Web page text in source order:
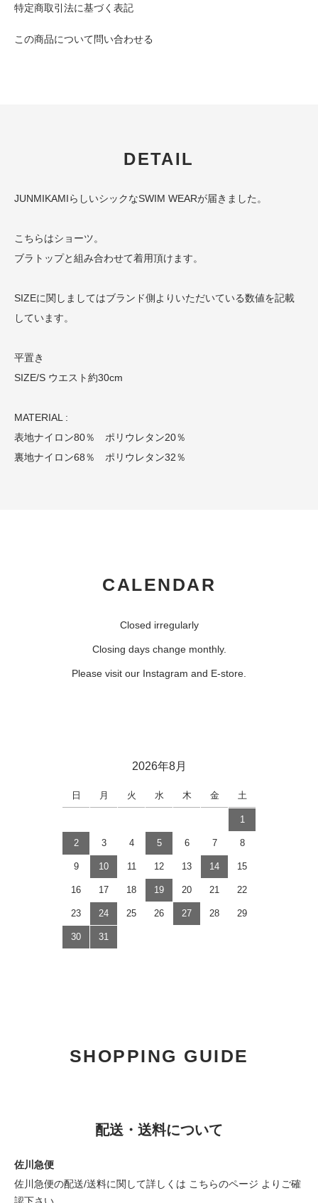
特定商取引法に基づく表記
この商品について問い合わせる
DETAIL
JUNMIKAMIらしいシックなSWIM WEARが届きました。
こちらはショーツ。
ブラトップと組み合わせて着用頂けます。
SIZEに関しましてはブランド側よりいただいている数値を記載
しています。
平置き
SIZE/S ウエスト約30cm
MATERIAL :
表地ナイロン80％ ポリウレタン20％
裏地ナイロン68％ ポリウレタン32％
CALENDAR
Closed irregularly
Closing days change monthly.
Please visit our Instagram and E-store.
2026年8月
日 月 火 水 木 金 土
1
2 3 4 5 6 7 8
9 10 11 12 13 14 15
16 17 18 19 20 21 22
23 24 25 26 27 28 29
30 31
SHOPPING GUIDE
配送・送料について
佐川急便
佐川急便の配送/送料に関して詳しくは こちらのページ よりご確